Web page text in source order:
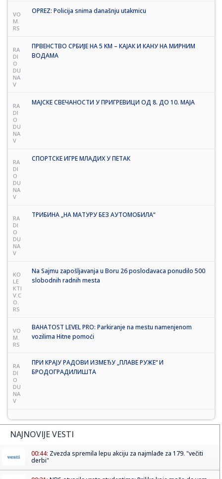
VO
M.
RS
OPREZ: Policija snima današnju utakmicu
RA
DI
O
DU
NA
V
ПРВЕНСТВО СРБИЈЕ НА 5 KM – КАЈАК И КАНУ НА МИРНИМ
ВОДАМА
RA
DI
O
DU
NA
V
МАЈСКЕ СВЕЧАНОСТИ У ПРИГРЕВИЦИ ОД 8. ДО 10. МАЈА
RA
DI
O
DU
NA
V
СПОРТСКЕ ИГРЕ МЛАДИХ У ПЕТАК
RA
DI
O
DU
NA
V
ТРИБИНА „НА МАТУРУ БЕЗ АУТОМОБИЛА“
KO
LE
KTI
V.C
O.
RS
Na Sajmu zapošljavanja u Boru 26 poslodavaca ponudilo 500
slobodnih radnih mesta
VO
M.
RS
BAHATOST LEVEL PRO: Parkiranje na mestu namenjenom
vozilima Hitne pomoći
RA
DI
O
DU
NA
V
ПРИ КРАЈУ РАДОВИ ИЗМЕЂУ „ПЛАВЕ РУЖЕ“ И
БРОДОГРАДИЛИШТА
NAJNOVIJE VESTI
00:44: Zvezda spremila lepu akciju za najmlađe za 179. "večiti
derbi"